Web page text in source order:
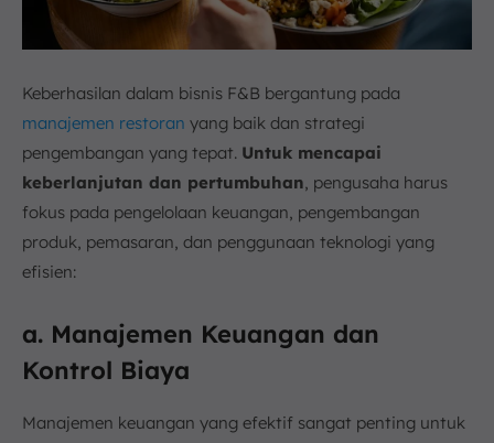
Keberhasilan dalam bisnis F&B bergantung pada
manajemen restoran yang baik dan strategi
pengembangan yang tepat. Untuk mencapai
keberlanjutan dan pertumbuhan, pengusaha harus
fokus pada pengelolaan keuangan, pengembangan
produk, pemasaran, dan penggunaan teknologi yang
efisien:
a. Manajemen Keuangan dan
Kontrol Biaya
Manajemen keuangan yang efektif sangat penting untuk